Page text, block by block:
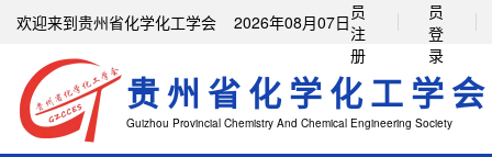
欢迎来到贵州省化学化工学会 2026年08月07日 员
注
册
员
登
录
贵州省化学化工学会
Guizhou Provincial Chemistry And Chemical Engineering Society